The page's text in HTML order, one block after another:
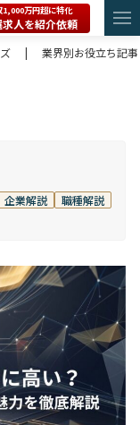
1,000万円超に特化
求人を紹介依頼
| 業界別お役立ち記事
企業解説
職種解説